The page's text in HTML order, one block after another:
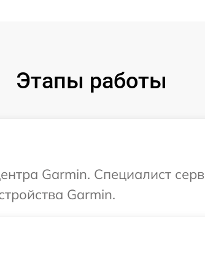
Этапы работы
Garmin. Специалист
Garmin.